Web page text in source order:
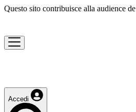
Questo sito contribuisce alla audience de
Accedi